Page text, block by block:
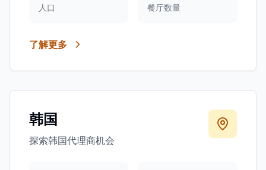
人口 餐厅数量
了解更多
韩国
探索韩国代理商机会